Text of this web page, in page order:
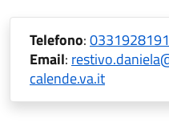
Telefono:0331928191
Email:
calende.va.it